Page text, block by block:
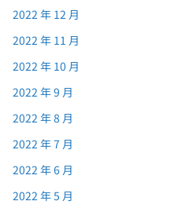
2022 年 12 月
2022 年 11 月
2022 年 10 月
2022 年 9 月
2022 年 8 月
2022 年 7 月
2022 年 6 月
2022 年 5 月